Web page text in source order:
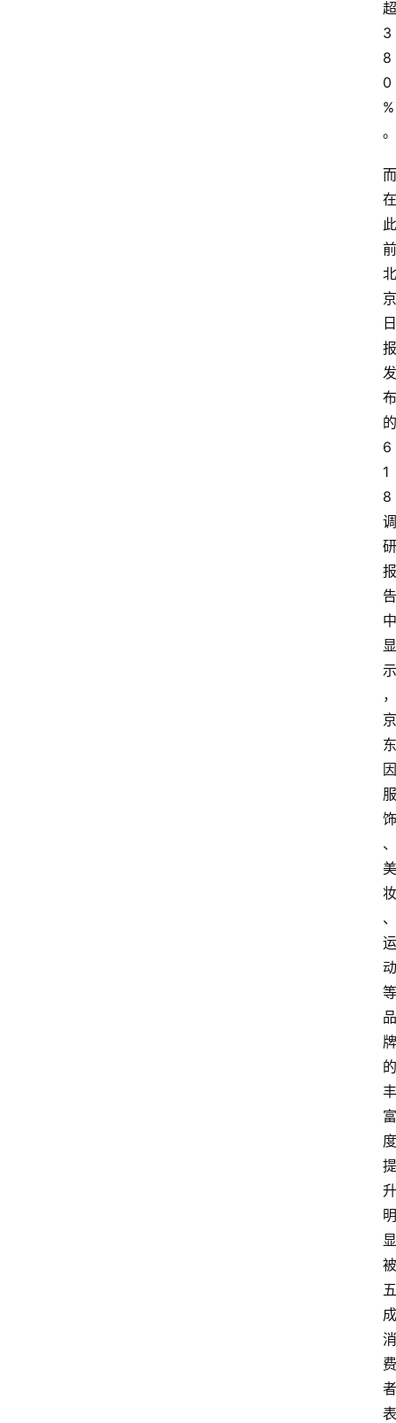
超
3
8
0
%
。
而
在
此
前
北
京
日
报
发
布
的
6
1
8
调
研
报
告
中
显
示
，
京
东
因
服
饰
、
美
妆
、
运
动
等
品
牌
的
丰
富
度
提
升
明
显
被
五
成
消
费
者
表